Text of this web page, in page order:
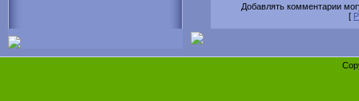
Добавлять комментарии
[